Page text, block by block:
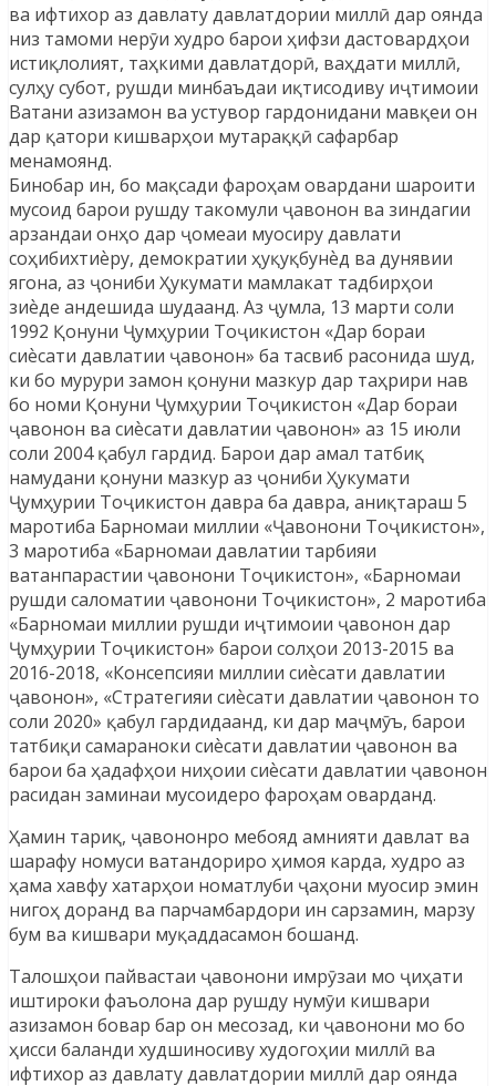
ва ифтихор аз давлату давлатдории миллӣ дар оянда
низ тамоми нерӯи худро барои ҳифзи дастовардҳои
истиқлолият, таҳкими давлатдорӣ, ваҳдати миллӣ,
сулҳу субот, рушди минбаъдаи иқтисодиву иҷтимоии
Ватани азизамон ва устувор гардонидани мавқеи он
дар қатори кишварҳои мутараққӣ сафарбар
менамоянд.
Бинобар ин, бо мақсади фароҳам овардани шароити
мусоид барои рушду такомули ҷавонон ва зиндагии
арзандаи онҳо дар ҷомеаи муосиру давлати
соҳибихтиѐру, демократии ҳуқуқбунѐд ва дунявии
ягона, аз ҷониби Ҳукумати мамлакат тадбирҳои
зиѐде андешида шудаанд. Аз ҷумла, 13 марти соли
1992 Қонуни Ҷумҳурии Тоҷикистон «Дар бораи
сиѐсати давлатии ҷавонон» ба тасвиб расонида шуд,
ки бо мурури замон қонуни мазкур дар таҳрири нав
бо номи Қонуни Ҷумҳурии Тоҷикистон «Дар бораи
ҷавонон ва сиѐсати давлатии ҷавонон» аз 15 июли
соли 2004 қабул гардид. Барои дар амал татбиқ
намудани қонуни мазкур аз ҷониби Ҳукумати
Ҷумҳурии Тоҷикистон давра ба давра, аниқтараш 5
маротиба Барномаи миллии «Ҷавонони Тоҷикистон»,
3 маротиба «Барномаи давлатии тарбияи
ватанпарастии ҷавонони Тоҷикистон», «Барномаи
рушди саломатии ҷавонони Тоҷикистон», 2 маротиба
«Барномаи миллии рушди иҷтимоии ҷавонон дар
Ҷумҳурии Тоҷикистон» барои солҳои 2013-2015 ва
2016-2018, «Консепсияи миллии сиѐсати давлатии
ҷавонон», «Стратегияи сиѐсати давлатии ҷавонон то
соли 2020» қабул гардидаанд, ки дар маҷмӯъ, барои
татбиқи самараноки сиѐсати давлатии ҷавонон ва
барои ба ҳадафҳои ниҳоии сиѐсати давлатии ҷавонон
расидан заминаи мусоидеро фароҳам оварданд.
Ҳамин тариқ, ҷавононро мебояд амнияти давлат ва
шарафу номуси ватандориро ҳимоя карда, худро аз
ҳама хавфу хатарҳои номатлуби ҷаҳони муосир эмин
нигоҳ доранд ва парчамбардори ин сарзамин, марзу
бум ва кишвари муқаддасамон бошанд.
Талошҳои пайвастаи ҷавонони имрӯзаи мо ҷиҳати
иштироки фаъолона дар рушду нумӯи кишвари
азизамон бовар бар он месозад, ки ҷавонони мо бо
ҳисси баланди худшиносиву худогоҳии миллӣ ва
ифтихор аз давлату давлатдории миллӣ дар оянда